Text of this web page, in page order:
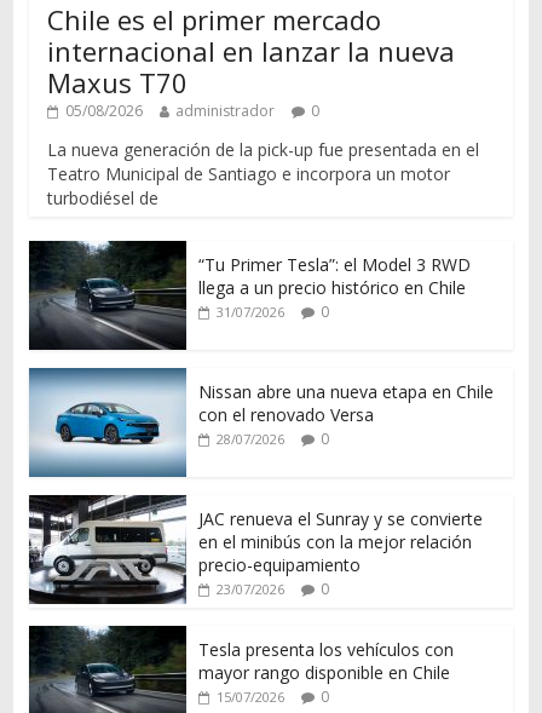
Chile es el primer mercado
internacional en lanzar la nueva
Maxus T70
05/08/2026 administrador 0
La nueva generación de la pick-up fue presentada en el
Teatro Municipal de Santiago e incorpora un motor
turbodiésel de
“Tu Primer Tesla”: el Model 3 RWD
llega a un precio histórico en Chile
31/07/2026 0
Nissan abre una nueva etapa en Chile
con el renovado Versa
28/07/2026 0
JAC renueva el Sunray y se convierte
en el minibús con la mejor relación
precio-equipamiento
23/07/2026 0
Tesla presenta los vehículos con
mayor rango disponible en Chile
15/07/2026 0